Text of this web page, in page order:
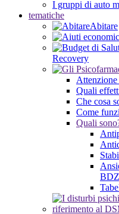
I gruppi di auto
tematiche
Abitare
Recovery
Quali
Che cosa
Come
Quali